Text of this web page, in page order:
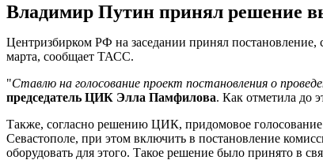
Владимир Путин принял решение
Центризбирком РФ на заседании принял постановление,
марта, сообщает ТАСС.
"Ставлю на голосование проект постановления о
председатель ЦИК Элла Памфилова. Как отметила до
Также, согласно решению ЦИК, придомовое голосование
Севастополе, при этом включить в постановление
оборудовать для этого. Такое решение было принято в